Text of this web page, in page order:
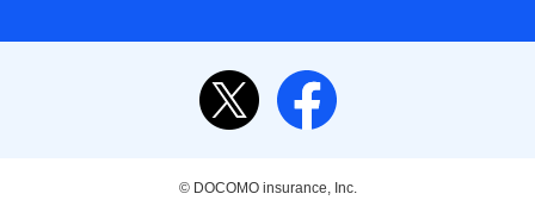
© DOCOMO insurance, Inc.